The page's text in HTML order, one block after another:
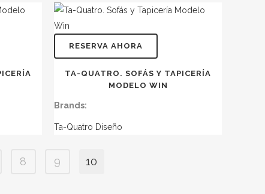
RESERVA AHORA
TA-QUATRO. SOFÁS Y TAPICERÍA
MODELO WIN
Brands:
Ta-Quatro Diseño
8 9 10